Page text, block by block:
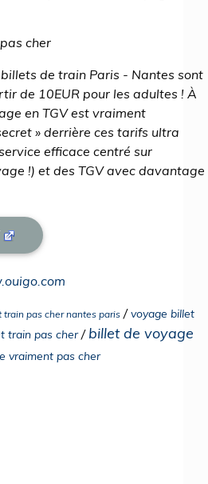
cher
billets de train Paris - Nantes sont
de 10EUR pour les adultes ! À
en TGV est vraiment
» derrière ces tarifs ultra
efficace centré sur
!) et des TGV avec davantage
train pas cher nantes paris /voyage billet
train pas cher/ billet de voyage
vraiment pas cher